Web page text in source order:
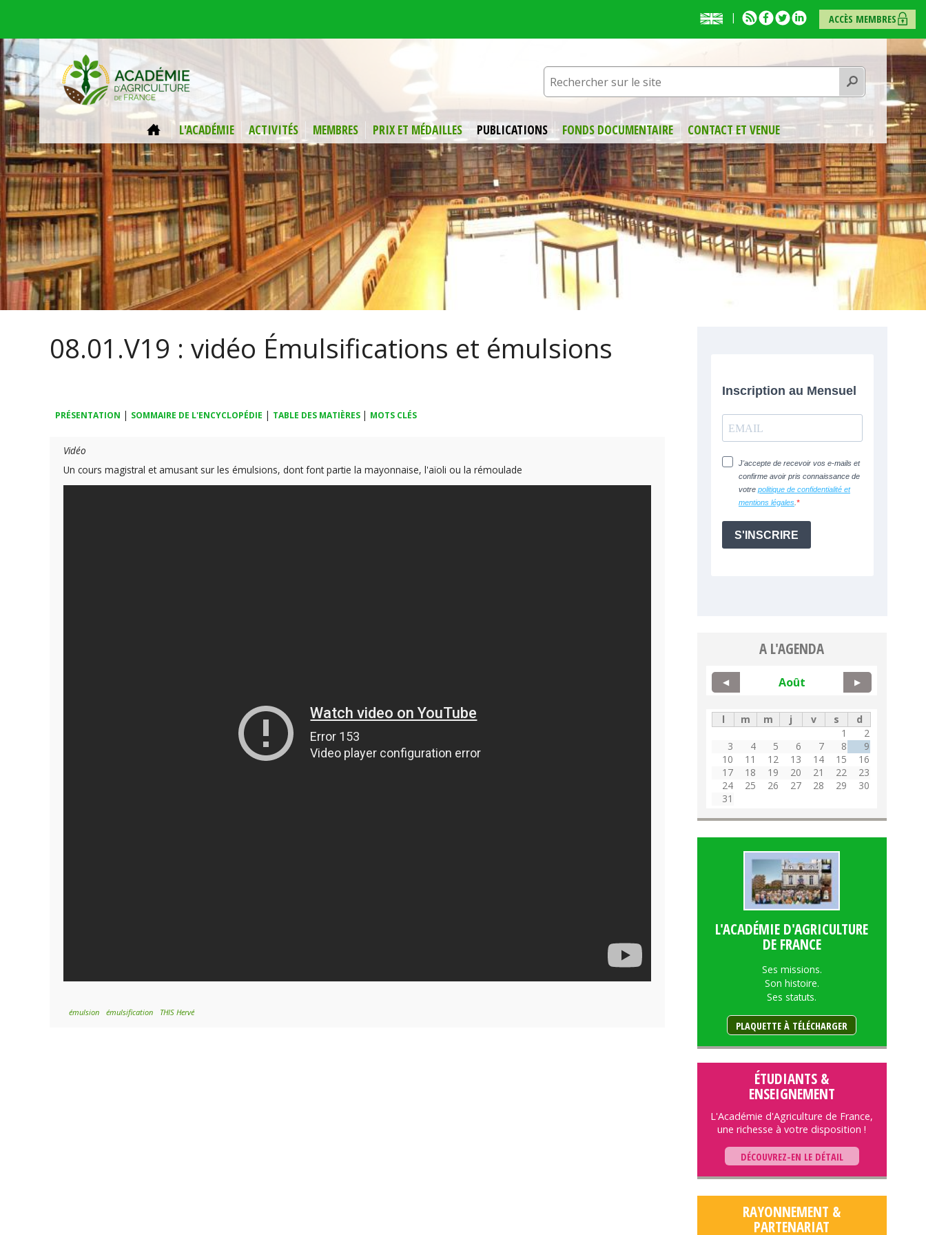
English
presentation
RSSFacebook
TwitterLinkedinACCÈS MEMBRES
Rechercher
ACCUEILL'ACADÉMIE ACTIVITÉS MEMBRES PRIX ET MÉDAILLES PUBLICATIONS FONDS DOCUMENTAIRE CONTACT ET VENUE
08.01.V19 : vidéo Émulsifications et émulsions
PRÉSENTATION | SOMMAIRE DE L'ENCYCLOPÉDIE | TABLE DES MATIÈRES | MOTS CLÉS
Vidéo
Un cours magistral et amusant sur les émulsions, dont font partie la mayonnaise, l'aïoli ou la rémoulade
émulsion émulsification THIS Hervé
A L'AGENDA
Août
◀ ▶
l m m j v s
d
1
2
3
4 5 6 7 8
9
10
11 12 13 14 15
16
17
18 19 20 21 22
23
24
25 26 27 28 29
30
31
L'ACADÉMIE D'AGRICULTURE
DE FRANCE
Ses missions.
Son histoire.
Ses statuts.
PLAQUETTE À TÉLÉCHARGER
ÉTUDIANTS &
ENSEIGNEMENT
L'Académie d'Agriculture de France,
une richesse à votre disposition !
DÉCOUVREZ-EN LE DÉTAIL
RAYONNEMENT &
PARTENARIAT